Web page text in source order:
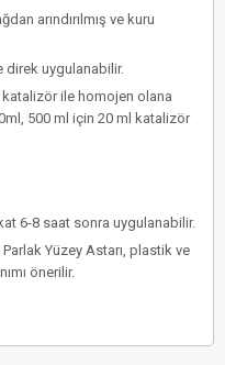
arındırılmış ve kuru
direk uygulanabilir.
katalizör ile homojen olana
500 ml için 20 ml katalizör
6-8 saat sonra uygulanabilir.
Yüzey Astarı, plastik ve
önerilir.